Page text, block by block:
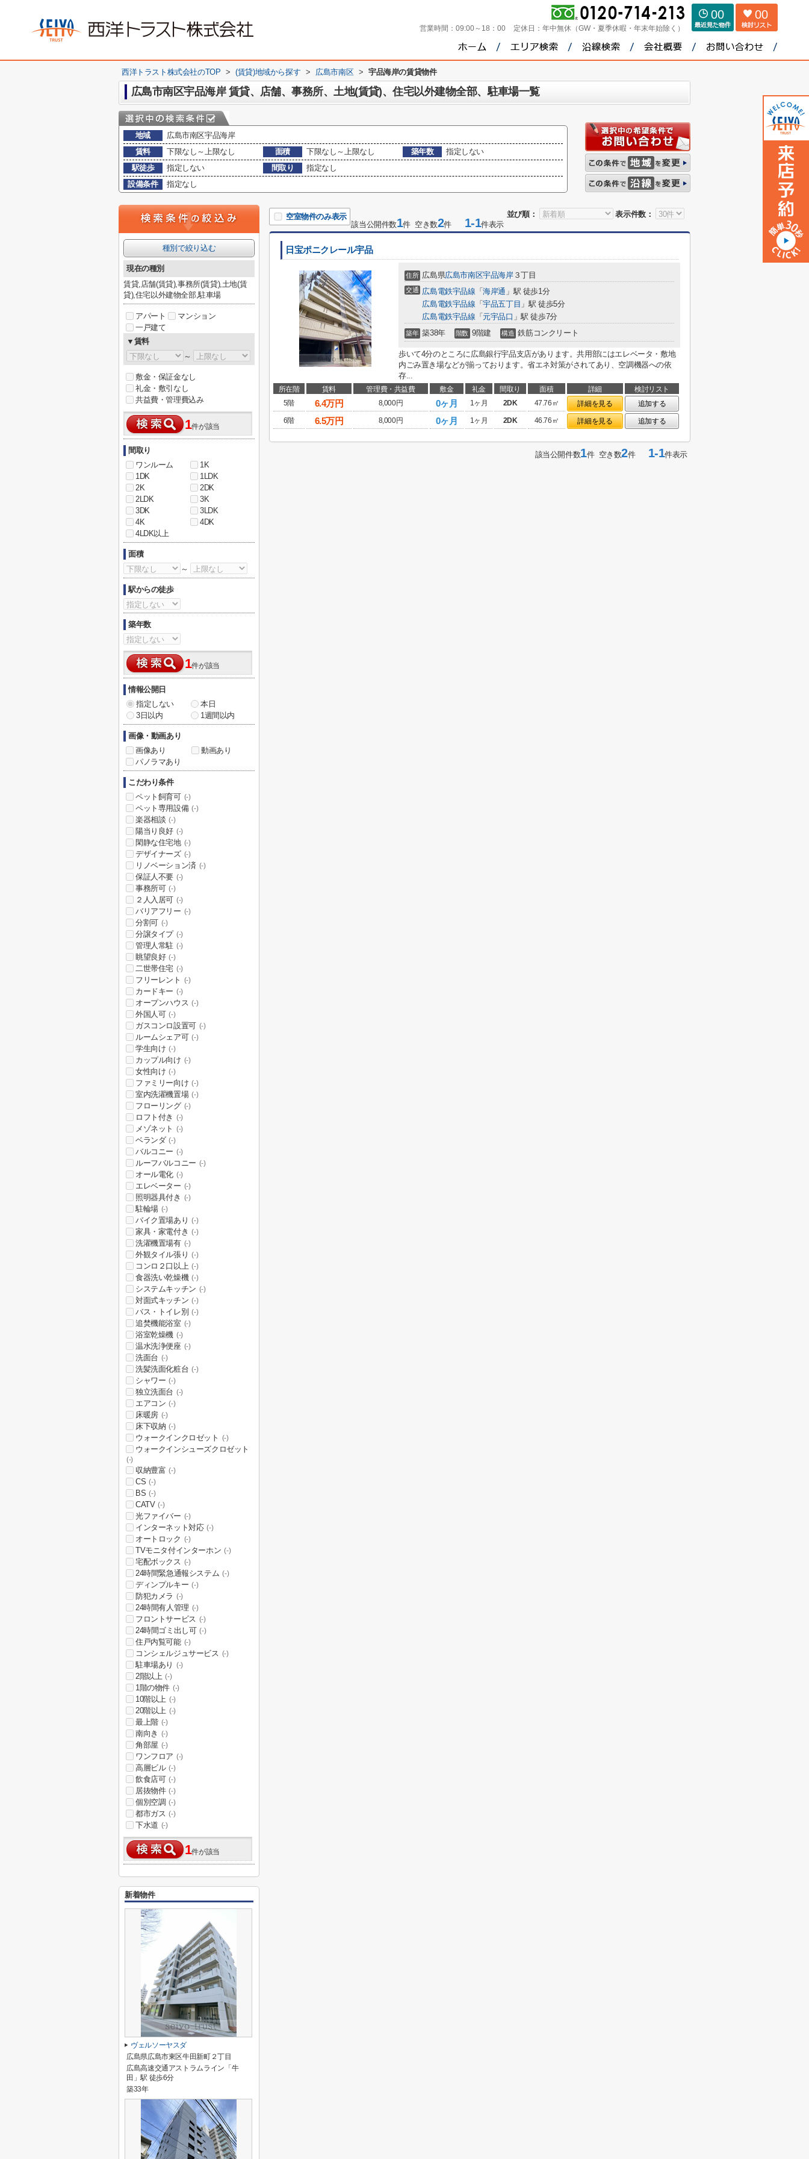
営業時間： 09:00～18：00 定休日： 年中無休（GW・夏季休暇・年末年始除く）
00 00
西洋トラスト株式会社のTOP > (賃貸)地域から探す > 広島市南区 > 宇品海岸の賃貸物件
広島市南区宇品海岸 賃貸、店舗、事務所、土地(賃貸)、住宅以外建物全部、駐車場一覧
地域
広島市南区宇品海岸
賃料
下限なし～上限なし 面積 下限なし～上限なし 築年数
指定しない
駅徒歩
指定しない 間取り
指定なし
設備条件
指定なし
並び順： 表示件数：
空室物件のみ表示
該当公開件数1件 空き数2件 1-1件表示
日宝ポニクレール宇品
住所 広島県広島市南区宇品海岸３丁目
交通 広島電鉄宇品線 「海岸通 」駅 徒歩1分
広島電鉄宇品線 「宇品五丁目 」駅 徒歩5分
広島電鉄宇品線 「 元宇品口 」駅 徒歩7分
築年 築38年 階数 9階建 構造 鉄筋コンクリート
歩いて4分のところに広島銀行宇品支店があります。共用部にはエレベータ・敷地
内ごみ置き場などが揃っております。省エネ対策がされてあり、空調機器への依
存...
所在階 賃料 管理費・共益費 敷金 礼金 間取り 面積 詳細
検討リスト
5階
6.4万円 8,000円 0ヶ月 1ヶ月 2DK 47.76㎡ 詳細を見る
追加する
6階
6.5万円 8,000円 0ヶ月 1ヶ月 2DK 46.76㎡ 詳細を見る 追加する
該当公開件数1件 空き数2件1-1件表示
種別で絞り込む
現在の種別
賃貸,店舗(賃貸),事務所(賃貸),土地(賃
貸),住宅以外建物全部,駐車場
アパート
マンション
一戸建て
▼賃料
～
敷金・保証金なし
礼金・敷引なし
共益費・管理費込み
1件が該当
間取り
ワンルーム
1K
1DK
1LDK
2K
2DK
2LDK
3K
3DK
3LDK
4K
4DK
4LDK以上
面積
～
駅からの徒歩
築年数
1件が該当
情報公開日
指定しない
本日
3日以内
1週間以内
画像・動画あり
画像あり
動画あり
パノラマあり
こだわり条件
ペット飼育可 (-)
ペット専用設備 (-)
楽器相談 (-)
陽当り良好 (-)
閑静な住宅地 (-)
デザイナーズ (-)
リノベーション済 (-)
保証人不要 (-)
事務所可 (-)
２人入居可 (-)
バリアフリー (-)
分割可 (-)
分譲タイプ (-)
管理人常駐 (-)
眺望良好 (-)
二世帯住宅 (-)
フリーレント (-)
カードキー (-)
オープンハウス (-)
外国人可 (-)
ガスコンロ設置可 (-)
ルームシェア可 (-)
学生向け (-)
カップル向け (-)
女性向け (-)
ファミリー向け (-)
室内洗濯機置場 (-)
フローリング (-)
ロフト付き (-)
メゾネット (-)
ベランダ (-)
バルコニー (-)
ルーフバルコニー (-)
オール電化 (-)
エレベーター (-)
照明器具付き (-)
駐輪場 (-)
バイク置場あり (-)
家具・家電付き (-)
洗濯機置場有 (-)
外観タイル張り (-)
コンロ２口以上 (-)
食器洗い乾燥機 (-)
システムキッチン (-)
対面式キッチン (-)
バス・トイレ別 (-)
追焚機能浴室 (-)
浴室乾燥機 (-)
温水洗浄便座 (-)
洗面台 (-)
洗髪洗面化粧台 (-)
シャワー (-)
独立洗面台 (-)
エアコン (-)
床暖房 (-)
床下収納 (-)
ウォークインクロゼット (-)
ウォークインシューズクロゼット
(-)
収納豊富 (-)
CS (-)
BS (-)
CATV (-)
光ファイバー (-)
インターネット対応 (-)
オートロック (-)
TVモニタ付インターホン (-)
宅配ボックス (-)
24時間緊急通報システム (-)
ディンプルキー (-)
防犯カメラ (-)
24時間有人管理 (-)
フロントサービス (-)
24時間ゴミ出し可 (-)
住戸内覧可能 (-)
コンシェルジュサービス (-)
駐車場あり (-)
2階以上 (-)
1階の物件 (-)
10階以上 (-)
20階以上 (-)
最上階 (-)
南向き (-)
角部屋 (-)
ワンフロア (-)
高層ビル (-)
飲食店可 (-)
居抜物件 (-)
個別空調 (-)
都市ガス (-)
下水道 (-)
1件が該当
新着物件
ヴェルソーヤスダ
広島県広島市東区牛田新町２丁目
広島高速交通アストラムライン「牛
田」駅 徒歩6分
築33年